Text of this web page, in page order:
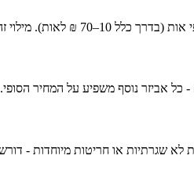
או כסף - תוספת נפרדת.
כל אביזר נוסף משפיע על המחיר הסופי.
שגרתיות או חריטות מיוחדות -